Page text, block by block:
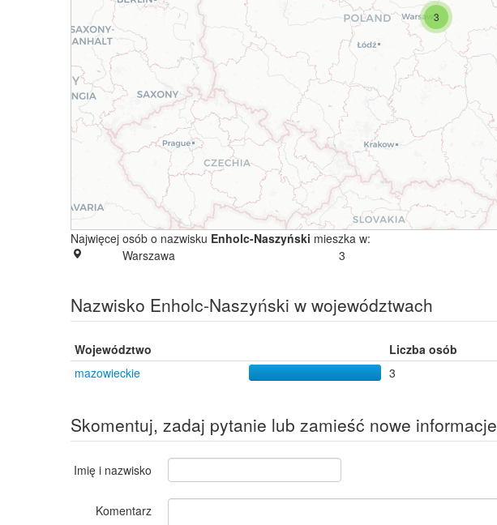
3
Najwięcej osób o nazwisku Enholc-Naszyński mieszka w:
Warszawa
3
Nazwisko Enholc-Naszyński w województwach
Województwo Liczba osób
mazowieckie
3
Skomentuj, zadaj pytanie lub zamieść nowe informacje
Imię i nazwisko
Komentarz